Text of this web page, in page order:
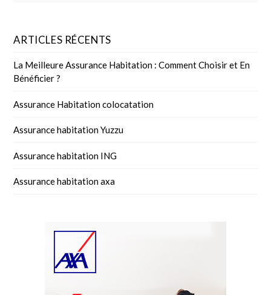
ARTICLES RÉCENTS
La Meilleure Assurance Habitation : Comment Choisir et En
Bénéficier ?
Assurance Habitation colocatation
Assurance habitation Yuzzu
Assurance habitation ING
Assurance habitation axa